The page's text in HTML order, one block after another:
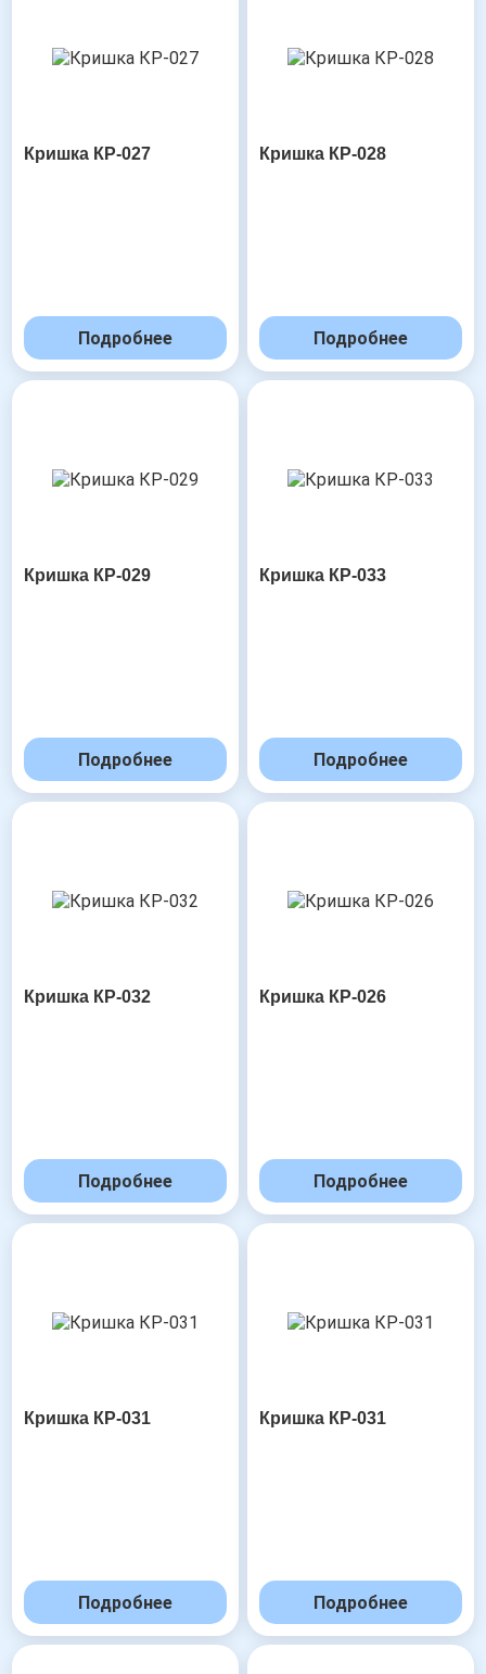
Кришка КР-027
Подробнее
Кришка КР-028
Подробнее
Кришка КР-029
Подробнее
Кришка КР-033
Подробнее
Кришка КР-032
Подробнее
Кришка КР-026
Подробнее
Кришка КР-031
Подробнее
Кришка КР-031
Подробнее